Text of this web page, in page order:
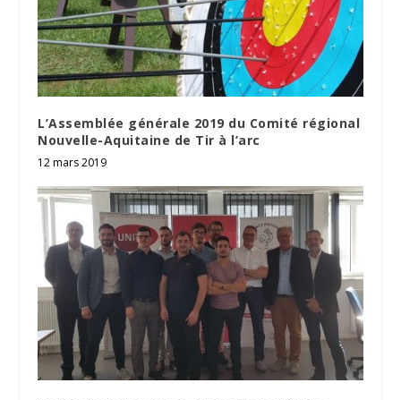
L’Assemblée générale 2019 du Comité régional
Nouvelle-Aquitaine de Tir à l’arc
12 mars 2019